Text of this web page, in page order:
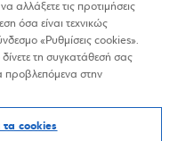
Διαδικτυακό Τόπο
αλλάξετε τις προτιμήσεις
όσα είναι τεχνικώς
«Ρυθμίσεις cookies».
τη συγκατάθεσή σας
προβλεπόμενα στην
τα cookies